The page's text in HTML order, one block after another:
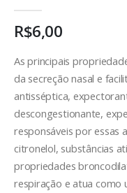
R$6,00
As principais
da secreção nasal e
antisséptica,
descongestionante,
responsáveis por essas
citronelol, substâncias
propriedades
respiração e atua como